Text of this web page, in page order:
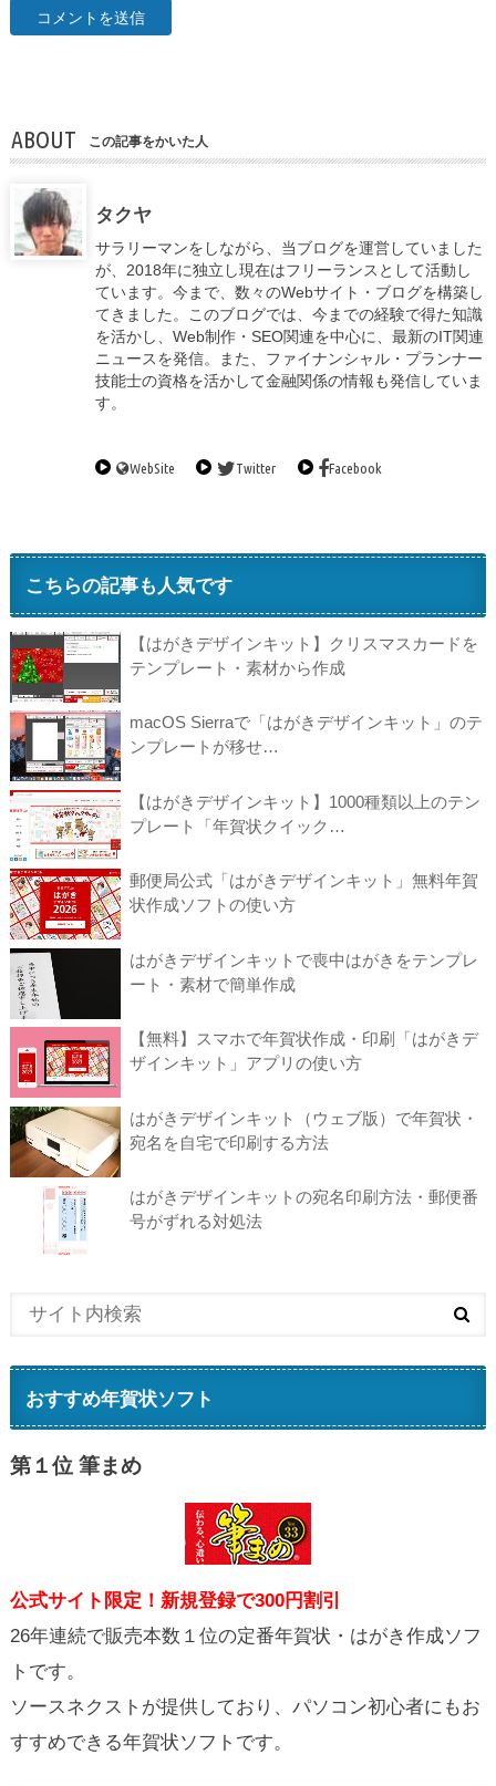
ABOUT この記事をかいた人
タクヤ
サラリーマンをしながら、当ブログを運営していました
が、2018年に独立し現在はフリーランスとして活動し
ています。今まで、数々のWebサイト・ブログを構築し
てきました。このブログでは、今までの経験で得た知識
を活かし、Web制作・SEO関連を中心に、最新のIT関連
ニュースを発信。また、ファイナンシャル・プランナー
技能士の資格を活かして金融関係の情報も発信していま
す。
WebSite Twitter Facebook
こちらの記事も人気です
【はがきデザインキット】クリスマスカードを
テンプレート・素材から作成
macOS Sierraで「はがきデザインキット」のテ
ンプレートが移せ…
【はがきデザインキット】1000種類以上のテン
プレート「年賀状クイック…
郵便局公式「はがきデザインキット」無料年賀
状作成ソフトの使い方
はがきデザインキットで喪中はがきをテンプレ
ート・素材で簡単作成
【無料】スマホで年賀状作成・印刷「はがきデ
ザインキット」アプリの使い方
はがきデザインキット（ウェブ版）で年賀状・
宛名を自宅で印刷する方法
はがきデザインキットの宛名印刷方法・郵便番
号がずれる対処法
おすすめ年賀状ソフト
第１位 筆まめ
公式サイト限定！新規登録で300円割引
26年連続で販売本数１位の定番年賀状・はがき作成ソフ
トです。
ソースネクストが提供しており、パソコン初心者にもお
すすめできる年賀状ソフトです。